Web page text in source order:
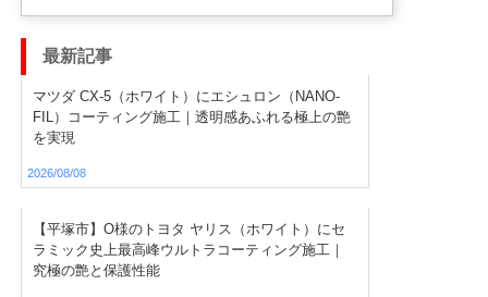
最新記事
マツダ CX-5（ホワイト）にエシュロン（NANO-
FIL）コーティング施工｜透明感あふれる極上の艶
を実現
2026/08/08
【平塚市】O様のトヨタ ヤリス（ホワイト）にセ
ラミック史上最高峰ウルトラコーティング施工｜
究極の艶と保護性能